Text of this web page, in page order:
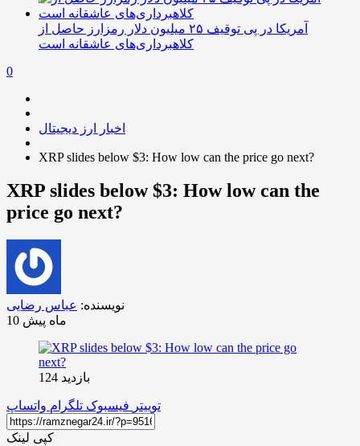
آمریکا در پی توقیف ۲۵ میلیون دلار رمزارز حاصل از
کلاهبرداری‌های عاشقانه است
0
اخبار ارز دیجیتال
XRP slides below $3: How low can the price go next?
XRP slides below $3: How low can the
price go next?
نویسنده: عباس رضایی
10 ماه پیش
بازدید 124
توییتر فیسبوک تلگرام واتساپ
کپی لینک